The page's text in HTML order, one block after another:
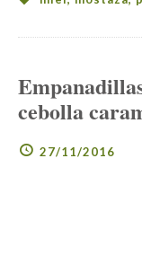
cebolla
27/11/2016